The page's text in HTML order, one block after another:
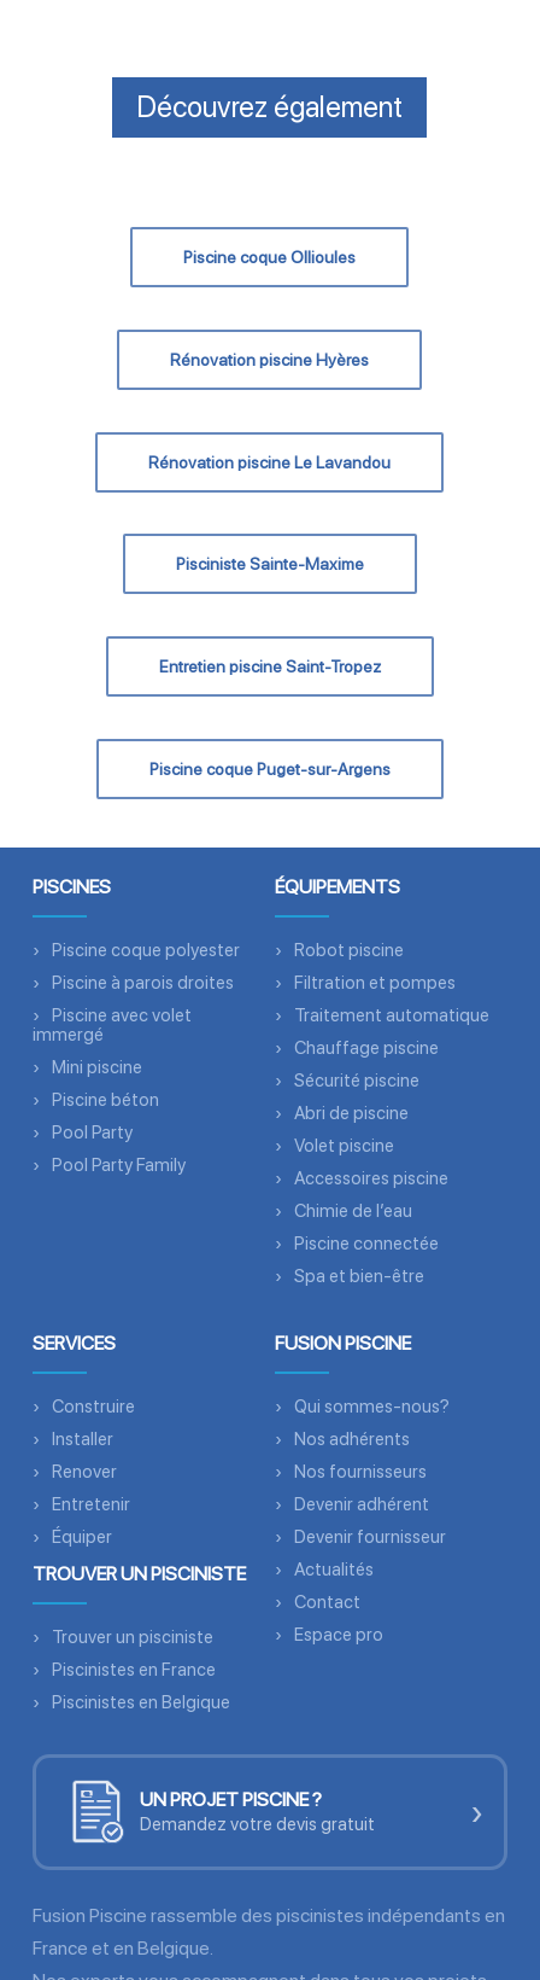
Découvrez également
Piscine coque Ollioules
Rénovation piscine Hyères
Rénovation piscine Le Lavandou
Pisciniste Sainte-Maxime
Entretien piscine Saint-Tropez
Piscine coque Puget-sur-Argens
PISCINES
Piscine coque polyester
Piscine à parois droites
Piscine avec volet
immergé
Mini piscine
Piscine béton
Pool Party
Pool Party Family
ÉQUIPEMENTS
Robot piscine
Filtration et pompes
Traitement automatique
Chauffage piscine
Sécurité piscine
Abri de piscine
Volet piscine
Accessoires piscine
Chimie de l’eau
Piscine connectée
Spa et bien-être
SERVICES
Construire
Installer
Renover
Entretenir
Équiper
TROUVER UN PISCINISTE
Trouver un pisciniste
Piscinistes en France
Piscinistes en Belgique
FUSION PISCINE
Qui sommes-nous?
Nos adhérents
Nos fournisseurs
Devenir adhérent
Devenir fournisseur
Actualités
Contact
Espace pro
UN PROJET PISCINE ?
Demandez votre devis gratuit ›
Fusion Piscine rassemble des piscinistes indépendants en
France et en Belgique.